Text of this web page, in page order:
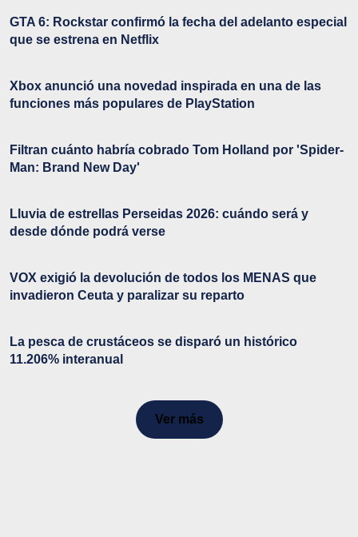
GTA 6: Rockstar confirmó la fecha del adelanto especial
que se estrena en Netflix
Xbox anunció una novedad inspirada en una de las
funciones más populares de PlayStation
Filtran cuánto habría cobrado Tom Holland por 'Spider-
Man: Brand New Day'
Lluvia de estrellas Perseidas 2026: cuándo será y
desde dónde podrá verse
VOX exigió la devolución de todos los MENAS que
invadieron Ceuta y paralizar su reparto
La pesca de crustáceos se disparó un histórico
11.206% interanual
Ver más